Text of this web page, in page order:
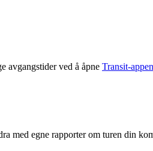
avgangstider ved å åpne Transit-appen
med egne rapporter om turen din